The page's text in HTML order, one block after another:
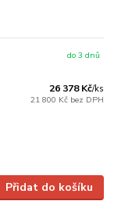
26 378 Kč/ks
21 800 Kč bez DPH
do 3 dnů
Přidat do košíku